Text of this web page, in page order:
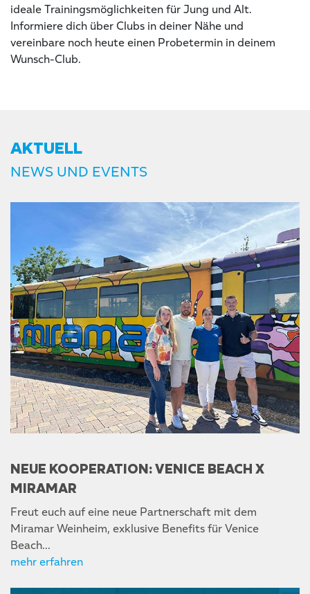
ideale Trainingsmöglichkeiten für Jung und Alt.
Informiere dich über Clubs in deiner Nähe und
vereinbare noch heute einen Probetermin in deinem
Wunsch-Club.
AKTUELL
NEWS UND EVENTS
NEUE KOOPERATION: VENICE BEACH X
MIRAMAR
Freut euch auf eine neue Partnerschaft mit dem
Miramar Weinheim, exklusive Benefits für Venice
Beach…
mehr erfahren